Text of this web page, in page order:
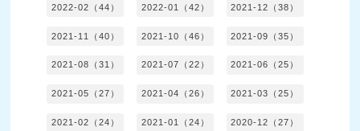
2022-02（44） 2022-01（42） 2021-12（38）
2021-11（40） 2021-10（46） 2021-09（35）
2021-08（31） 2021-07（22） 2021-06（25）
2021-05（27） 2021-04（26） 2021-03（25）
2021-02（24） 2021-01（24） 2020-12（27）